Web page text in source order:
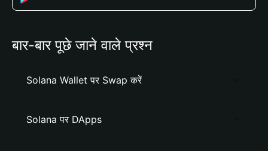
बार-बार पूछे जाने वाले प्रश्न
Solana Wallet पर Swap करें
Solana पर DApps